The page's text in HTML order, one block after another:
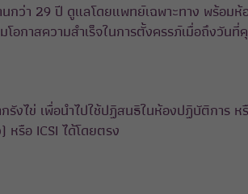
กว่า 29 ปี ดูแลโดยแพทย์เฉพาะทาง พร้อม
อกาสความสำเร็จในการตั้งครรภ์เมื่อถึงวัน
งไข่ เพื่อนำไปใช้ปฏิสนธิในห้องปฏิบัติการ ห
หรือ ICSI ได้โดยตรง